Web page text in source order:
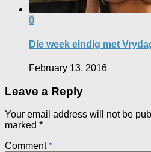
0
Die week eindig met
February 13, 2016
Leave a Reply
Your email address will not be
marked *
Comment*